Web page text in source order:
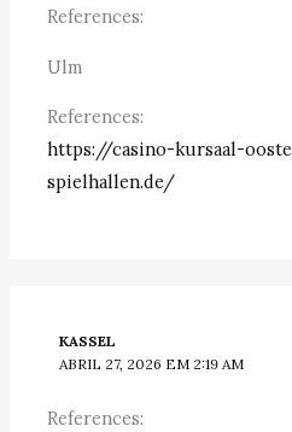
References:
Ulm
References:
https://casino-kursaal-
spielhallen.de/
KASSEL
ABRIL 27, 2026 EM 2:19 AM
References: